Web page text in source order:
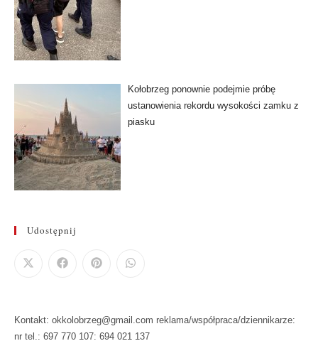
Kołobrzeg ponownie podejmie próbę
ustanowienia rekordu wysokości zamku z
piasku
Udostępnij
Kontakt: okkolobrzeg@gmail.com reklama/współpraca/dziennikarze:
nr tel.: 697 770 107: 694 021 137